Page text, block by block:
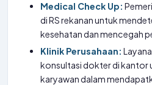
Medical Check Up:
di RS rekanan untuk
kesehatan dan mencegah
Klinik Perusahaan:
konsultasi dokter di kantor
karyawan dalam